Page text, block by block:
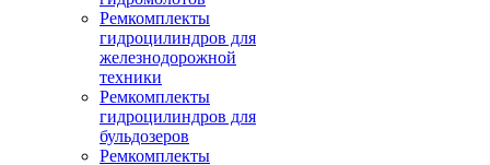
Ремкомплекты
гидроцилиндров для
железнодорожной
техники
Ремкомплекты
гидроцилиндров для
бульдозеров
Ремкомплекты